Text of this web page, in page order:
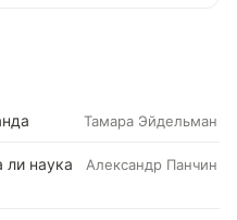
Тамара Эйдельман
ли наука
Александр Панчин